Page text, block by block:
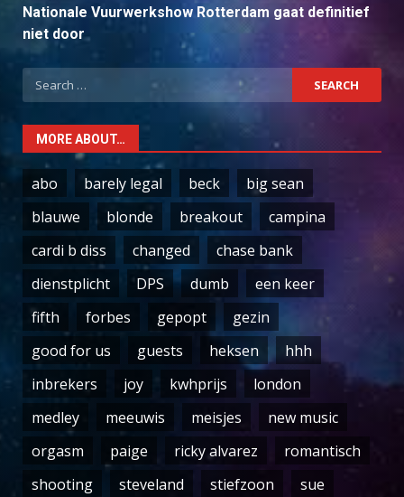
Nationale Vuurwerkshow Rotterdam gaat definitief
niet door
Search
for:
MORE ABOUT…
abo barely legal beck
big sean
blauwe
blonde breakout
campina
cardi b diss
changed
chase bank
dienstplicht
DPS dumb
een keer
fifth
forbes gepopt
gezin
good for us
guests heksen
hhh
inbrekers
joy kwhprijs
london
medley
meeuwis meisjes
new music
orgasm
paige ricky alvarez
romantisch
shooting
steveland stiefzoon sue